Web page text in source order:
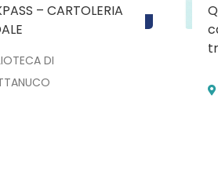
– CARTOLERIA
DI